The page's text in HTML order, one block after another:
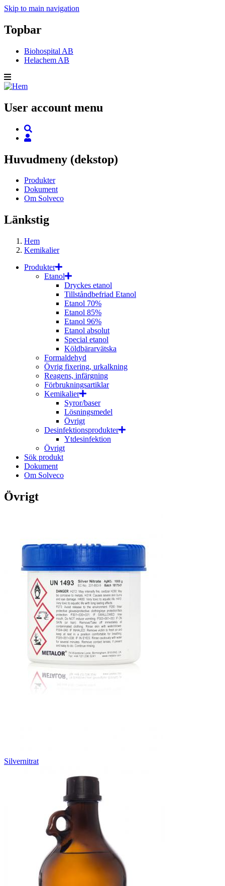
Skip to main navigation
Topbar
Biohospital AB
Helachem AB
User account menu
Huvudmeny (dekstop)
Produkter
Dokument
Om Solveco
Länkstig
Hem
Kemikalier
Produkter
Etanol
Dryckes etanol
Tillståndbefriad Etanol
Etanol 70%
Etanol 85%
Etanol 96%
Etanol absolut
Special etanol
Köldbärarvätska
Formaldehyd
Övrig fixering, urkalkning
Reagens, infärgning
Förbrukningsartiklar
Kemikalier
Syror/baser
Lösningsmedel
Övrigt
Desinfektionsprodukter
Ytdesinfektion
Övrigt
Sök produkt
Dokument
Om Solveco
Övrigt
Silvernitrat